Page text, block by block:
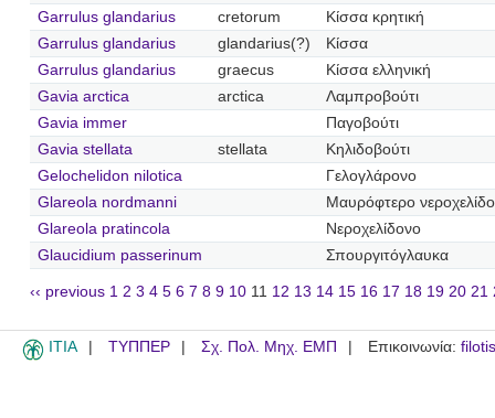
Garrulus glandarius
cretorum
Κίσσα κρητική
Garrulus glandarius
glandarius(?)
Κίσσα
Garrulus glandarius
graecus
Κίσσα ελληνική
Gavia arctica
arctica
Λαμπροβούτι
Gavia immer
Παγοβούτι
Gavia stellata
stellata
Κηλιδοβούτι
Gelochelidon nilotica
Γελογλάρονο
Glareola nordmanni
Μαυρόφτερο
Glareola pratincola
Νεροχελίδονο
Glaucidium passerinum
Σπουργιτόγλαυκα
‹‹ previous 1 2 3 4 5 6 7 8 9 10 11 12 13 14 15 16 17 18 19 20 21
ITIA ΤΥΠΠΕΡ Σχ. Πολ. Μηχ. ΕΜΠ Επικοινωνία: